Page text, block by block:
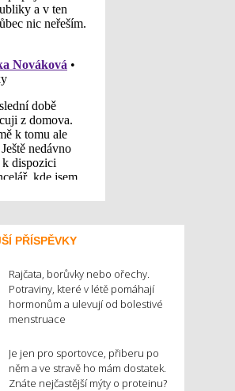
PŘÍSPĚVKY
Rajčata, borůvky nebo ořechy.
Potraviny, které v létě pomáhají
hormonům a ulevují od bolestivé
menstruace
Je jen pro sportovce, přiberu po
něm a ve stravě ho mám dostatek.
Znáte nejčastější mýty o proteinu?